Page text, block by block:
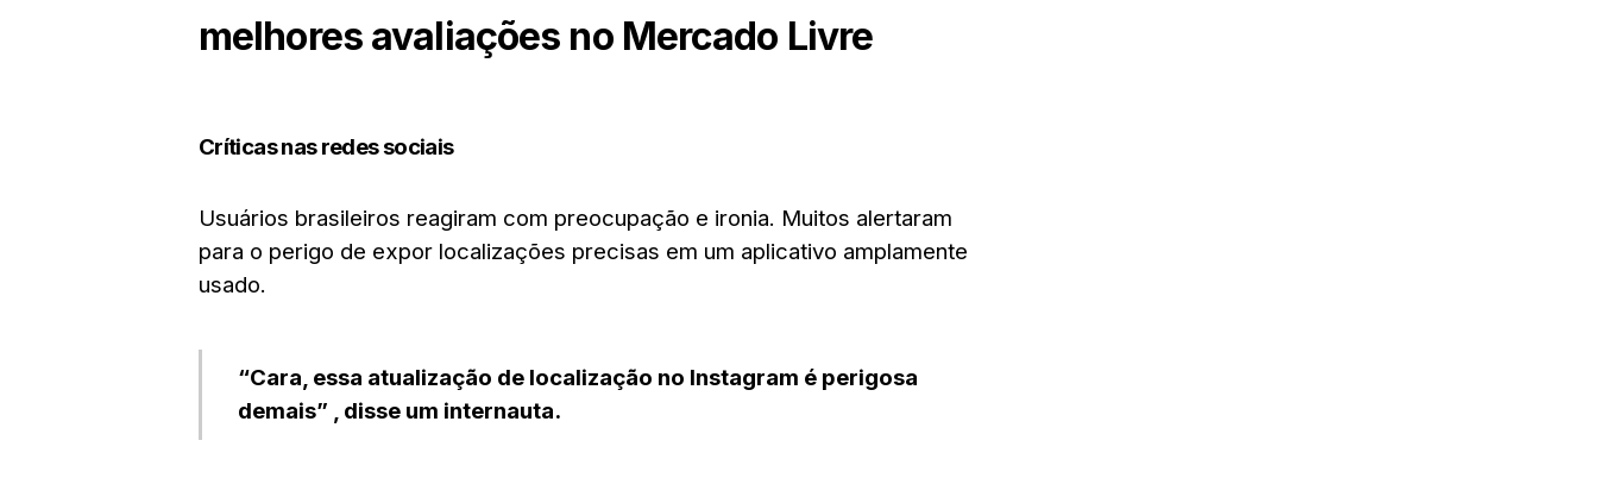
melhores avaliações no Mercado Livre
Críticas nas redes sociais
Usuários brasileiros reagiram com preocupação e ironia. Muitos alertaram
para o perigo de expor localizações precisas em um aplicativo amplamente
usado.
“Cara, essa atualização de localização no Instagram é perigosa
demais” , disse um internauta.